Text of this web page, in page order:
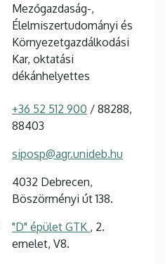
Mezőgazdaság-,
Élelmiszertudományi és
Környezetgazdálkodási
Kar, oktatási
dékánhelyettes
+36 52 512 900 / 88288,
88403
siposp@agr.unideb.hu
4032 Debrecen,
Böszörményi út 138.
"D" épület GTK , 2.
emelet, V8.